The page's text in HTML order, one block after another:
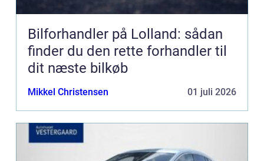
Bilforhandler på Lolland: sådan
finder du den rette forhandler til
dit næste bilkøb
Mikkel Christensen 01 juli 2026